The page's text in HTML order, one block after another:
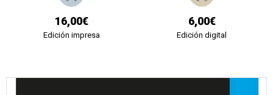
16,00€
Edición impresa
6,00€
Edición digital